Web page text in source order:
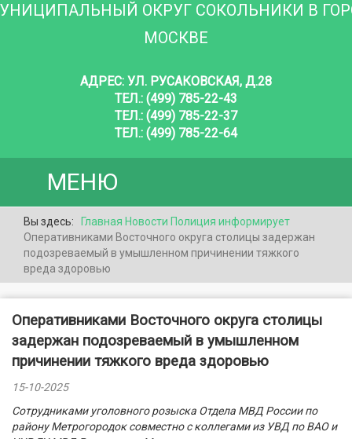
ОКРУГ СОКОЛЬНИКИ В
МОСКВЕ
АДРЕС: УЛ. РУСАКОВСКАЯ, Д.28
ТЕЛ.: (499) 785-22-43
ТЕЛ.: (499) 785-22-37
ТЕЛ.: (499) 785-22-64
МЕНЮ
Вы здесь: Главная Новости Полиция информирует
Оперативниками Восточного округа столицы задержан
подозреваемый в умышленном причинении тяжкого
вреда здоровью
Оперативниками Восточного округа столицы
задержан подозреваемый в умышленном
причинении тяжкого вреда здоровью
15-10-2025
Сотрудниками уголовного розыска Отдела МВД России по
району Метрогородок совместно с коллегами из УВД по ВАО и